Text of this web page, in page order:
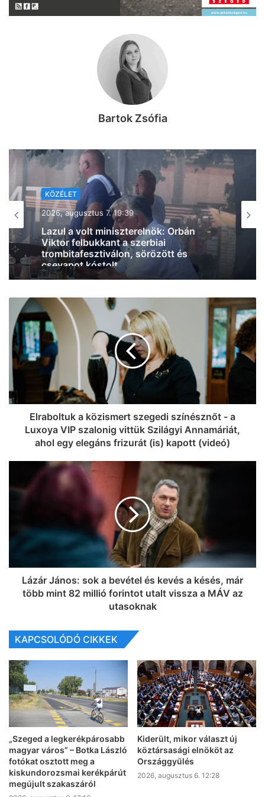
Bartok Zsófia
KÖZÉLET
2026, augusztus 7. 18:36
Ismét Mészáros érdekeltségű cég nyert
közbeszerzést, Vitézy Dávid is
megszólalt az ügyben
Elraboltuk a közismert szegedi színésznőt - a
Luxoya VIP szalonig vittük Szilágyi Annamáriát,
ahol egy elegáns frizurát (is) kapott (videó)
Lázár János: sok a bevétel és kevés a késés, már
több mint 82 millió forintot utalt vissza a MÁV az
utasoknak
KAPCSOLÓDÓ CIKKEK
„Szeged a legkerékpárosabb
magyar város” – Botka László
fotókat osztott meg a
kiskundorozsmai kerékpárút
megújult szakaszáról
Kiderült, mikor választ új
köztársasági elnököt az
Országgyűlés
2026, augusztus 6. 12:28